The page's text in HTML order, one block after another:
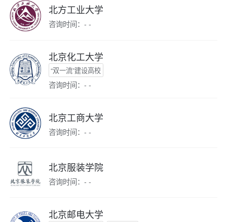
北方工业大学
咨询时间：- -
北京化工大学
“双一流”建设高校
咨询时间：- -
北京工商大学
咨询时间：- -
北京服装学院
咨询时间：- -
北京邮电大学